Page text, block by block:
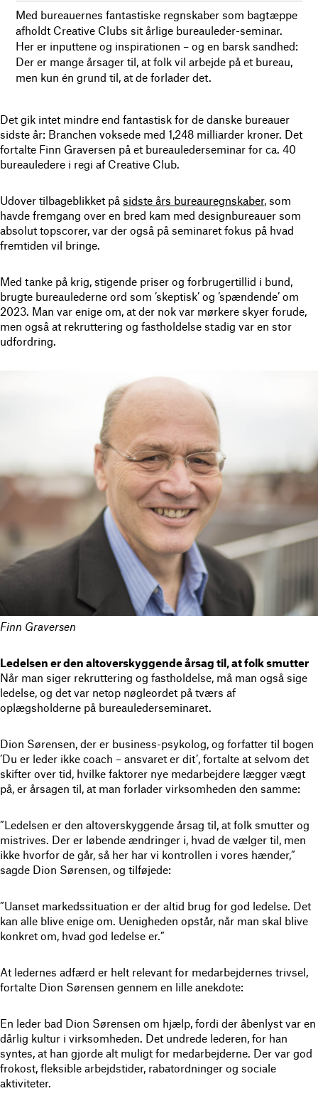
Med bureauernes fantastiske regnskaber som bagtæppe
afholdt Creative Clubs sit årlige bureauleder-seminar.
Her er inputtene og inspirationen – og en barsk sandhed:
Der er mange årsager til, at folk vil arbejde på et bureau,
men kun én grund til, at de forlader det.
Det gik intet mindre end fantastisk for de danske bureauer
sidste år: Branchen voksede med 1,248 milliarder kroner. Det
fortalte Finn Graversen på et bureaulederseminar for ca. 40
bureauledere i regi af Creative Club.
Udover tilbageblikket på sidste års bureauregnskaber, som
havde fremgang over en bred kam med designbureauer som
absolut topscorer, var der også på seminaret fokus på hvad
fremtiden vil bringe.
Med tanke på krig, stigende priser og forbrugertillid i bund,
brugte bureaulederne ord som ’skeptisk’ og ’spændende’ om
2023. Man var enige om, at der nok var mørkere skyer forude,
men også at rekruttering og fastholdelse stadig var en stor
udfordring.
Finn Graversen
Ledelsen er den altoverskyggende årsag til, at folk smutter
Når man siger rekruttering og fastholdelse, må man også sige
ledelse, og det var netop nøgleordet på tværs af
oplægsholderne på bureaulederseminaret.
Dion Sørensen, der er business-psykolog, og forfatter til bogen
’Du er leder ikke coach – ansvaret er dit’, fortalte at selvom det
skifter over tid, hvilke faktorer nye medarbejdere lægger vægt
på, er årsagen til, at man forlader virksomheden den samme:
”Ledelsen er den altoverskyggende årsag til, at folk smutter og
mistrives. Der er løbende ændringer i, hvad de vælger til, men
ikke hvorfor de går, så her har vi kontrollen i vores hænder,”
sagde Dion Sørensen, og tilføjede:
”Uanset markedssituation er der altid brug for god ledelse. Det
kan alle blive enige om. Uenigheden opstår, når man skal blive
konkret om, hvad god ledelse er.”
At ledernes adfærd er helt relevant for medarbejdernes trivsel,
fortalte Dion Sørensen gennem en lille anekdote:
En leder bad Dion Sørensen om hjælp, fordi der åbenlyst var en
dårlig kultur i virksomheden. Det undrede lederen, for han
syntes, at han gjorde alt muligt for medarbejderne. Der var god
frokost, fleksible arbejdstider, rabatordninger og sociale
aktiviteter.